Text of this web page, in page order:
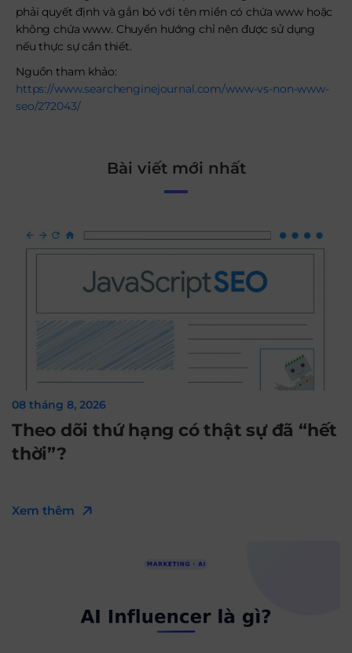
phải quyết định và gắn bó với tên miền có chứa www hoặc
không chứa www. Chuyển hướng chỉ nên được sử dụng
nếu thực sự cần thiết.
Nguồn tham khảo:
https://www.searchenginejournal.com/www-vs-non-www-
seo/272043/
Bài viết mới nhất
08 tháng 8, 2026
Theo dõi thứ hạng có thật sự đã “hết
thời”?
Xem thêm